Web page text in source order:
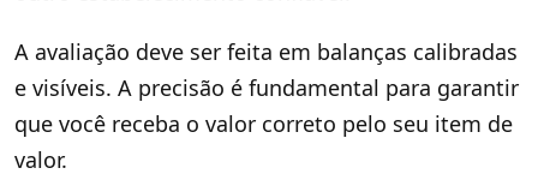
A avaliação deve ser feita em balanças calibradas
e visíveis. A precisão é fundamental para garantir
que você receba o valor correto pelo seu item de
valor.